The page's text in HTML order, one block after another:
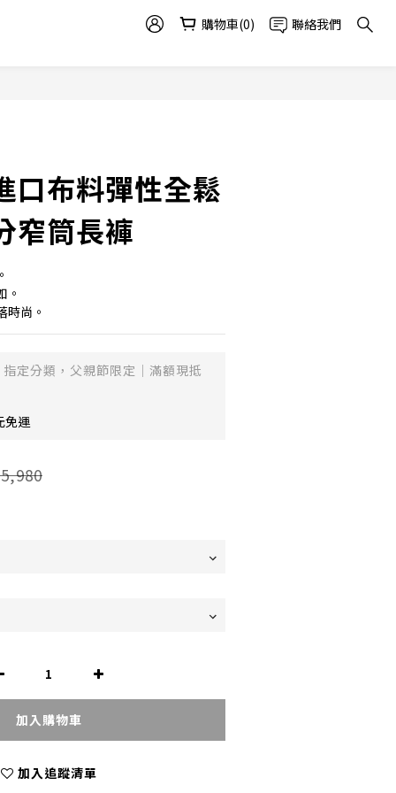
購物車(0) 聯絡我們
口布料彈性全鬆
窄筒長褲
。
時尚。
指定分類，父親節限定｜滿額現抵
免運
加入購物車
加入追蹤清單